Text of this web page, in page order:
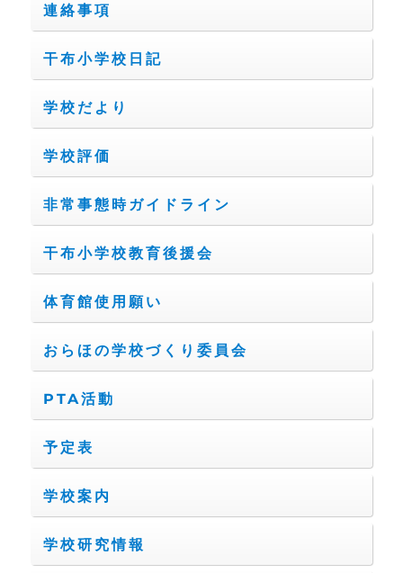
連絡事項
干布小学校日記
学校だより
学校評価
非常事態時ガイドライン
干布小学校教育後援会
体育館使用願い
おらほの学校づくり委員会
PTA活動
予定表
学校案内
学校研究情報